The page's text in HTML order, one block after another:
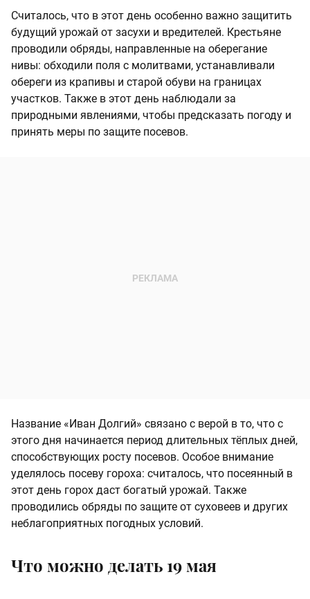
Считалось, что в этот день особенно важно защитить
будущий урожай от засухи и вредителей. Крестьяне
проводили обряды, направленные на оберегание
нивы: обходили поля с молитвами, устанавливали
обереги из крапивы и старой обуви на границах
участков. Также в этот день наблюдали за
природными явлениями, чтобы предсказать погоду и
принять меры по защите посевов.
Название «Иван Долгий» связано с верой в то, что с
этого дня начинается период длительных тёплых дней,
способствующих росту посевов. Особое внимание
уделялось посеву гороха: считалось, что посеянный в
этот день горох даст богатый урожай. Также
проводились обряды по защите от суховеев и других
неблагоприятных погодных условий.
Что можно делать 19 мая